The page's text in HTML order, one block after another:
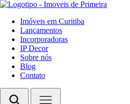
Imóveis em Curitiba
Lançamentos
Incorporadoras
IP Decor
Sobre nós
Blog
Contato